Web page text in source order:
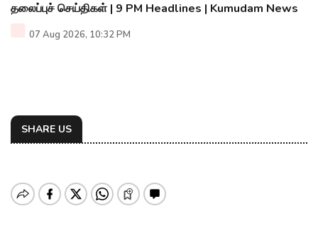
தலைப்புச் செய்திகள் | 9 PM Headlines | Kumudam News
07 Aug 2026, 10:32 PM
SHARE US